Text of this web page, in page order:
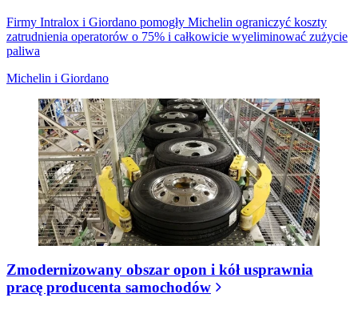
Firmy Intralox i Giordano pomogły Michelin ograniczyć koszty
zatrudnienia operatorów o 75% i całkowicie wyeliminować zużycie
paliwa
Michelin i Giordano
Zmodernizowany obszar opon i kół usprawnia
pracę producenta samochodów